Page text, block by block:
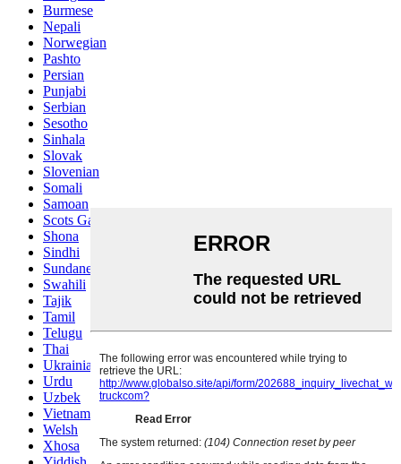
Burmese
Nepali
Norwegian
Pashto
Persian
Punjabi
Serbian
Sesotho
Sinhala
Slovak
Slovenian
Somali
Samoan
Scots Gaelic
Shona
Sindhi
Sundanese
Swahili
Tajik
Tamil
Telugu
Thai
Ukrainian
Urdu
Uzbek
Vietnamese
Welsh
Xhosa